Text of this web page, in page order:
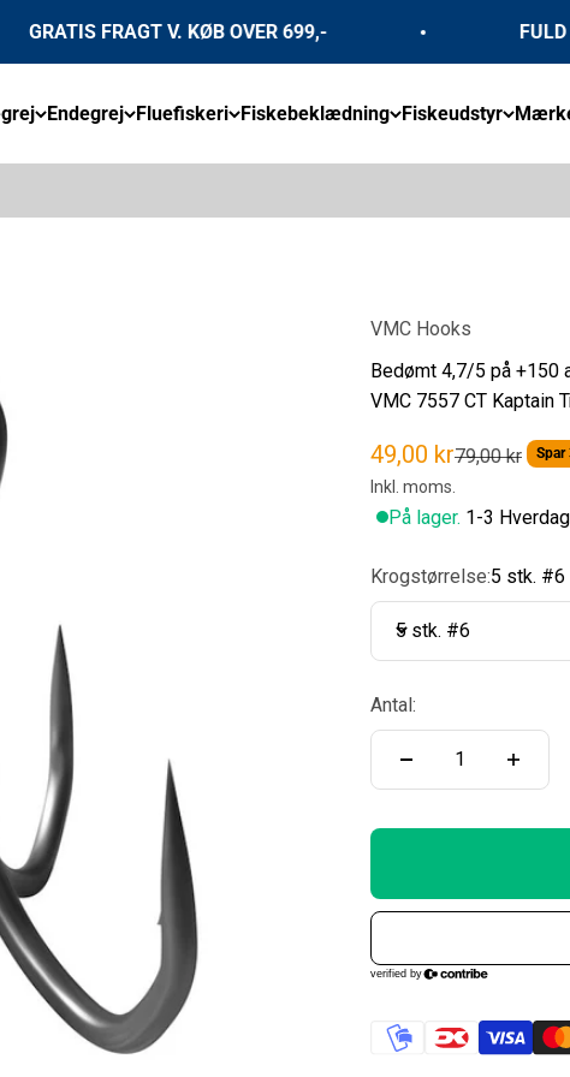
FRAGT V. KØB OVER 699,- FULD
Endegrej Fluefiskeri Fiskebeklædning Fiskeudstyr
VMC Hooks
Bedømt 4,7/5 på +150
VMC 7557 CT Kaptain
Salgspris
49,00 krNormalpris
79,00 kr Spar
Inkl. moms.
På lager. 1-3
Krogstørrelse:5 stk. #6
5 stk. #6
Antal: